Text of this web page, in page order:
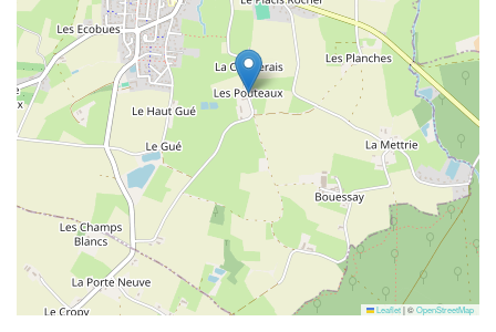
Leaflet|©OpenStreetMap